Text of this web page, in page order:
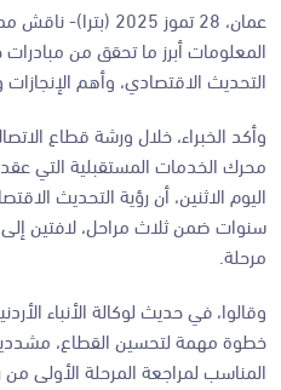
عمان، 28 تموز 2025
المعلومات أبرز ما تحقق من مبادرات
التحديث الاقتصادي، وأهم
وأكد الخبراء، خلال ورشة قطاع
محرك الخدمات المستقبلية التي
سنوات ضمن ثلاث مراحل، لافتين
مرحلة.
وقالوا، في حديث لوكالة الأنباء
خطوة مهمة لتحسين القطاع،
المناسب لمراجعة المرحلة الأولى